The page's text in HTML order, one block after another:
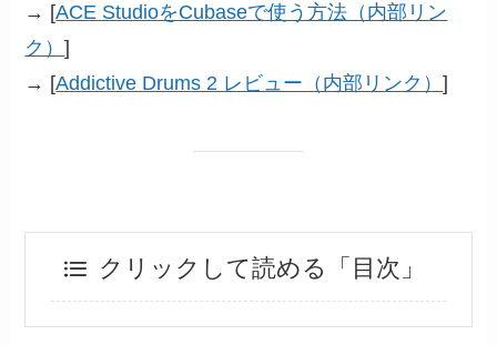
→ [ACE StudioをCubaseで使う方法（内部リン
ク）]
→ [Addictive Drums 2 レビュー（内部リンク）]
クリックして読める「目次」